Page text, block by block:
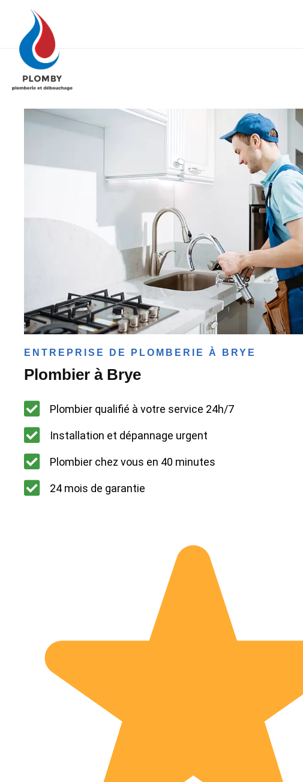
ENTREPRISE DE PLOMBERIE À BRYE
Plombier à Brye
Plombier qualifié à votre service 24h/7
Installation et dépannage urgent
Plombier chez vous en 40 minutes
24 mois de garantie